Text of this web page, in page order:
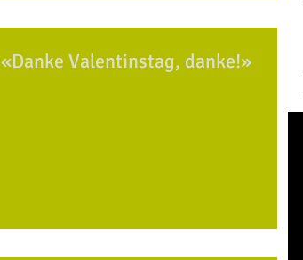
«Danke Valentinstag, danke!»